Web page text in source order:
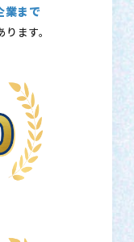
業まで
ります。